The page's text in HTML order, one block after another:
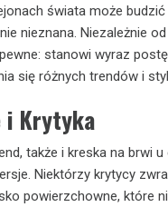
świata może
nieznana. Niezależnie
stanowi wyraz
się różnych trendów i
i Krytyka
także i kreska na brwi u
Niektórzy krytycy
powierzchowne, które